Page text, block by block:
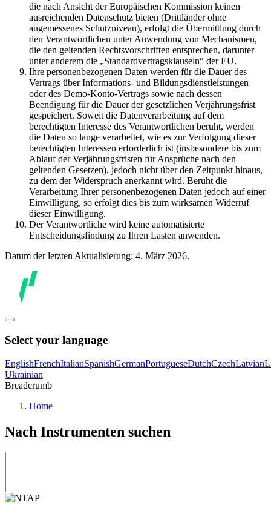
die nach Ansicht der Europäischen Kommission keinen
ausreichenden Datenschutz bieten (Drittländer ohne
angemessenes Schutzniveau), erfolgt die Übermittlung durch
den Verantwortlichen unter Anwendung von Mechanismen,
die den geltenden Rechtsvorschriften entsprechen, darunter
unter anderem die „Standardvertragsklauseln“ der EU.
Ihre personenbezogenen Daten werden für die Dauer des
Vertrags über Informations- und Bildungsdienstleistungen
oder des Demo-Konto-Vertrags sowie nach dessen
Beendigung für die Dauer der gesetzlichen Verjährungsfrist
gespeichert. Soweit die Datenverarbeitung auf dem
berechtigten Interesse des Verantwortlichen beruht, werden
die Daten so lange verarbeitet, wie es zur Verfolgung dieser
berechtigten Interessen erforderlich ist (insbesondere bis zum
Ablauf der Verjährungsfristen für Ansprüche nach den
geltenden Gesetzen), jedoch nicht über den Zeitpunkt hinaus,
zu dem der Widerspruch anerkannt wird. Beruht die
Verarbeitung Ihrer personenbezogenen Daten jedoch auf einer
Einwilligung, so erfolgt dies bis zum wirksamen Widerruf
dieser Einwilligung.
Der Verantwortliche wird keine automatisierte
Entscheidungsfindung zu Ihren Lasten anwenden.
Datum der letzten Aktualisierung: 4. März 2026.
Select your language
EnglishFrenchItalianSpanishGermanPortugueseDutchCzechLatvian
Ukrainian
Breadcrumb
Home
Nach Instrumenten suchen